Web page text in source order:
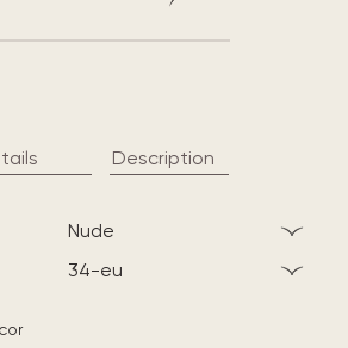
Description
nude
34-eu